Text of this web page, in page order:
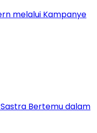
melalui Kampanye
Sastra Bertemu dalam